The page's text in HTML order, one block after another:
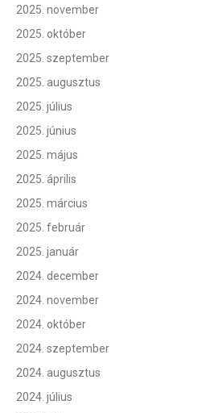
2025. november
2025. október
2025. szeptember
2025. augusztus
2025. július
2025. június
2025. május
2025. április
2025. március
2025. február
2025. január
2024. december
2024. november
2024. október
2024. szeptember
2024. augusztus
2024. július